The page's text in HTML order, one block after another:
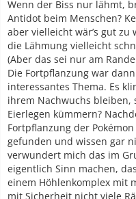
Wenn der Biss nur lähmt,
Antidot beim Menschen?
aber vielleicht wär’s gut
die Lähmung vielleicht
(Aber das sei nur am
Die Fortpflanzung war
interessantes Thema. Es
ihrem Nachwuchs
Eierlegen kümmern?
Fortpflanzung der
gefunden und wissen gar
verwundert mich das im
eigentlich Sinn machen,
einem Höhlenkomplex mit
mit Sicherheit nicht viele